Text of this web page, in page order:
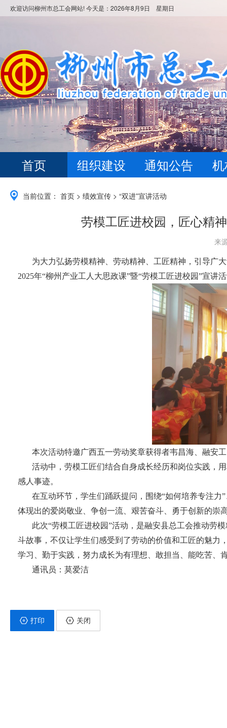
欢迎访问柳州市总工会网站! 今天是： 2026年8月9日 星期日
首页 组织建设 通知公告
当前位置： 首页 > 绩效宣传 > “双进”宣讲活动
劳模工匠进校园，匠心精
来
为大力弘扬劳模精神、劳动精神、工匠精神，引导广
2025年“柳州产业工人大思政课”暨“劳模工匠进校园”宣讲
本次活动特邀广西五一劳动奖章获得者韦昌海、融安
活动中，劳模工匠们结合自身成长经历和岗位实践，
感人事迹。
在互动环节，学生们踊跃提问，围绕“如何培养专注
体现出的爱岗敬业、争创一流、艰苦奋斗、勇于创新的崇
此次“劳模工匠进校园”活动，是融安县总工会推动劳
斗故事，不仅让学生们感受到了劳动的价值和工匠的魅力
学习、勤于实践，努力成长为有理想、敢担当、能吃苦、
通讯员：莫爱洁
打印 关闭